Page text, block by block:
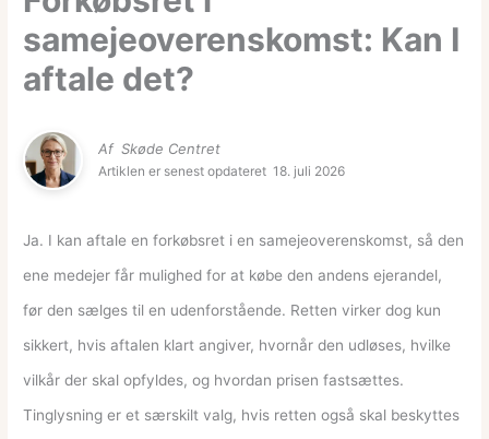
samejeoverenskomst: Kan I
aftale det?
Af Skøde Centret
Artiklen er senest opdateret 18. juli 2026
Ja. I kan aftale en forkøbsret i en samejeoverenskomst, så den
ene medejer får mulighed for at købe den andens ejerandel,
før den sælges til en udenforstående. Retten virker dog kun
sikkert, hvis aftalen klart angiver, hvornår den udløses, hvilke
vilkår der skal opfyldes, og hvordan prisen fastsættes.
Tinglysning er et særskilt valg, hvis retten også skal beskyttes